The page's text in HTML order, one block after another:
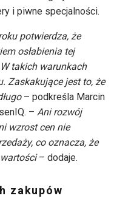
i piwne specjalności.
potwierdza, że
osłabienia tej
takich warunkach
Zaskakujące jest to, że
– podkreśla Marcin
– Ani rozwój
wzrost cen nie
co oznacza, że
– dodaje.
zakupów